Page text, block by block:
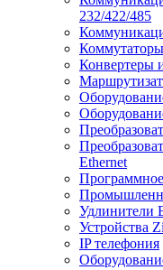
232/422/485
Конвертеры
Ethernet
Удлинители
Устройства
IP телефония